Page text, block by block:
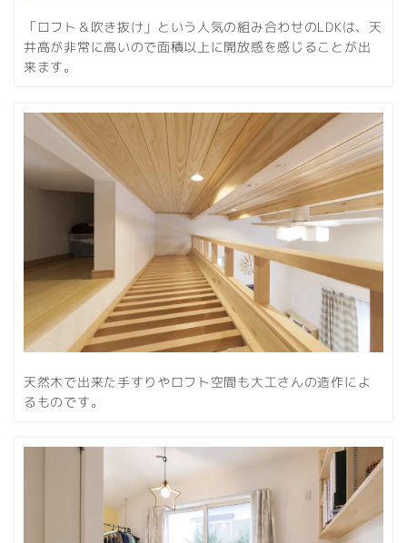
「ロフト＆吹き抜け」という人気の組み合わせのLDKは、天
井高が非常に高いので面積以上に開放感を感じることが出
来ます。
天然木で出来た手すりやロフト空間も大工さんの造作によ
るものです。